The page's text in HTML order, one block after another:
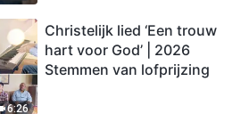
6:26
Christelijk lied ‘Een trouw
hart voor God’ | 2026
Stemmen van lofprijzing